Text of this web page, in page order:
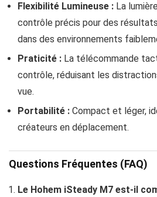
Flexibilité Lumineuse : La
contrôle précis pour des
dans des environnements
Praticité : La télécommande
contrôle, réduisant les
vue.
Portabilité : Compact et léger,
créateurs en déplacement.
Questions Fréquentes (FAQ)
Le Hohem iSteady M7 est-il